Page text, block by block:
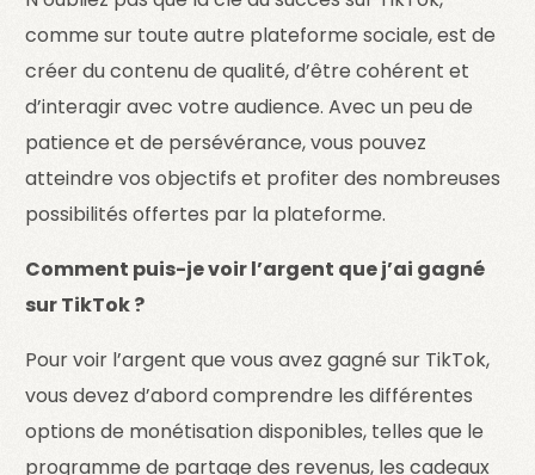
comme sur toute autre plateforme sociale, est de
créer du contenu de qualité, d’être cohérent et
d’interagir avec votre audience. Avec un peu de
patience et de persévérance, vous pouvez
atteindre vos objectifs et profiter des nombreuses
possibilités offertes par la plateforme.
Comment puis-je voir l’argent que j’ai gagné
sur TikTok ?
Pour voir l’argent que vous avez gagné sur TikTok,
vous devez d’abord comprendre les différentes
options de monétisation disponibles, telles que le
programme de partage des revenus, les cadeaux